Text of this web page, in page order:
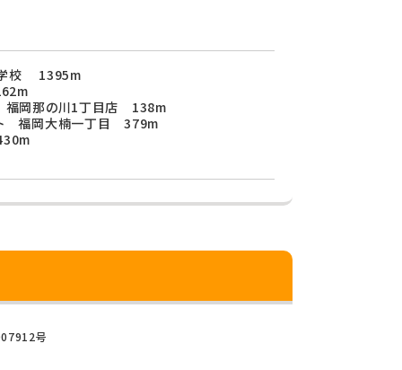
学校 1395m
福岡那の川1丁目店 138m
ト 福岡大楠一丁目 379m
号